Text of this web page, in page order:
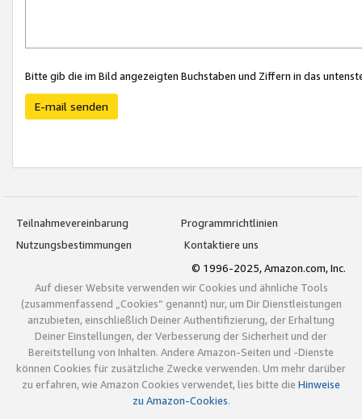
Bitte gib die im Bild angezeigten Buchstaben und Ziffern in das
E-mail senden
Teilnahmevereinbarung
Programmrichtlinien
Nutzungsbestimmungen
Kontaktiere uns
© 1996-2025, Amazon.com, Inc.
Auf dieser Website verwenden wir Cookies und ähnliche Tools
(zusammenfassend „Cookies“ genannt) nur, um Dir Dienstleistungen
anzubieten, einschließlich Deiner Authentifizierung, der Erhaltung
Deiner Einstellungen, der Verbesserung der Sicherheit und der
Bereitstellung von Inhalten. Andere Amazon-Seiten und -Dienste
können Cookies für zusätzliche Zwecke verwenden. Um mehr darüber
zu erfahren, wie Amazon Cookies verwendet, lies bitte die Hinweise
zu Amazon-Cookies.